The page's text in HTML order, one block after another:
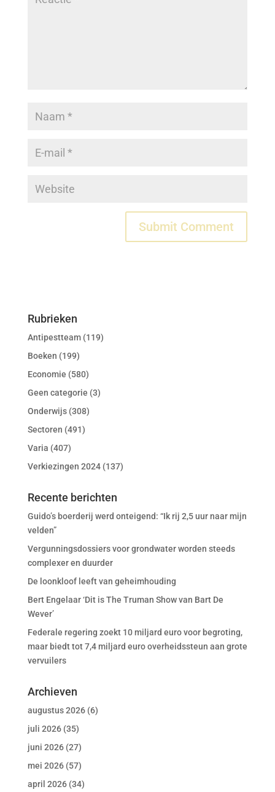
Rubrieken
Antipestteam(119)
Boeken (199)
Economie (580)
Geen categorie (3)
Onderwijs(308)
Sectoren (491)
Varia (407)
Verkiezingen 2024(137)
Recente berichten
Guido’s boerderij werd onteigend: “Ik rij 2,5 uur naar mijn
velden”
Vergunningsdossiers voor grondwater worden steeds
complexer en duurder
De loonkloof leeft van geheimhouding
Bert Engelaar ‘Dit is The Truman Show van Bart De
Wever’
Federale regering zoekt 10 miljard euro voor begroting,
maar biedt tot 7,4 miljard euro overheidssteun aan grote
vervuilers
Archieven
augustus 2026(6)
juli 2026(35)
juni 2026(27)
mei 2026(57)
april 2026(34)